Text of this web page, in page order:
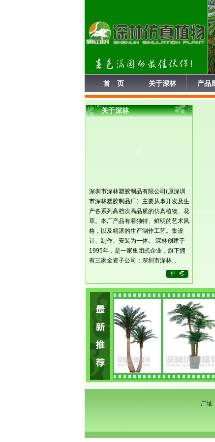
首 页 关于深林 产品
关于深林
深圳市深林塑胶制品有限公司(原深圳
市深林塑胶制品厂）主要从事开发及生
产各系列高档次高品质的仿真植物、花
草。本厂产品有着独特、鲜明的艺术风
格，以及精湛的生产制作工艺。集设
计、制作、安装为一体。 深林创建于
1995年，是一家集团式企业，旗下拥
有三家全资子公司：深圳市深林...
厂址